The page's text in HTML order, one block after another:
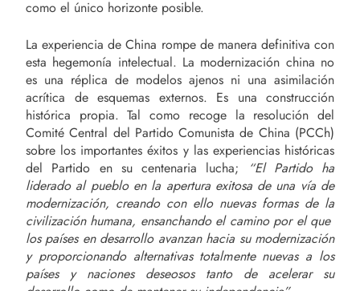
como el único horizonte posible.
La experiencia de China rompe de manera definitiva con
esta hegemonía intelectual. La modernización china no
es una réplica de modelos ajenos ni una asimilación
acrítica de esquemas externos. Es una construcción
histórica propia. Tal como recoge la resolución del
Comité Central del Partido Comunista de China (PCCh)
sobre los importantes éxitos y las experiencias históricas
del Partido en su centenaria lucha; “El Partido ha
liderado al pueblo en la apertura exitosa de una vía de
modernización, creando con ello nuevas formas de la
civilización humana, ensanchando el camino por el que
los países en desarrollo avanzan hacia su modernización
y proporcionando alternativas totalmente nuevas a los
países y naciones deseosos tanto de acelerar su